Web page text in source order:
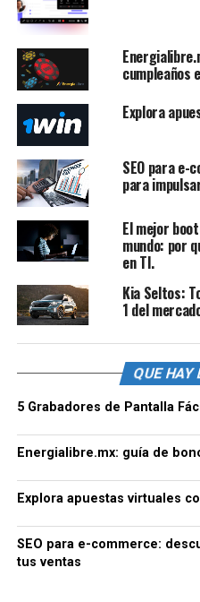
cumpleaños
Explora
SEO para
para
El mejor
mundo: por
en TI.
Kia Seltos:
1 del
QUE HAY
5 Grabadores de Pantalla
Energialibre.mx: guía de
Explora apuestas virtuales
SEO para e-commerce:
tus ventas